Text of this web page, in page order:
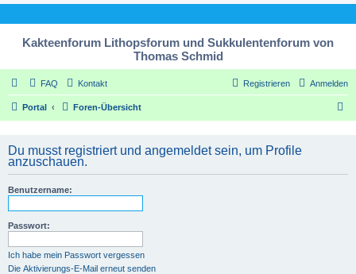
Kakteenforum Lithopsforum und Sukkulentenforum von
Thomas Schmid
FAQ Kontakt Anmelden
Registrieren
Portal Foren-Übersicht
Du musst registriert und angemeldet sein, um Profile
anzuschauen.
Benutzername:
Passwort:
Ich habe mein Passwort vergessen
Die Aktivierungs-E-Mail erneut senden